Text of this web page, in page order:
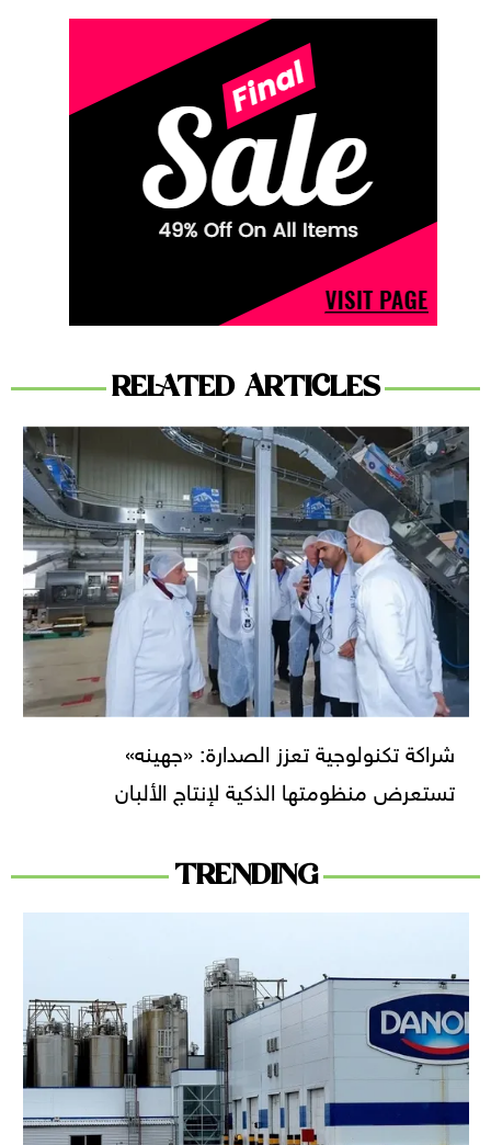
RELATED ARTICLES
شراكة تكنولوجية تعزز الصدارة: «جهينه»
تستعرض منظومتها الذكية لإنتاج الألبان
TRENDING